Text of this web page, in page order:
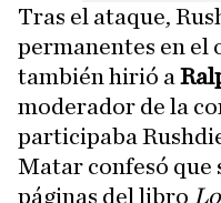
Tras el ataque,
permanentes en el
también hirió a
moderador de la
participaba
Matar confesó que
páginas del libro